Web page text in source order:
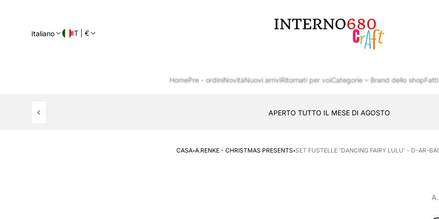
Italiano IT | €
del
negozio
HomePre - ordiniNovitàNuovi arriviRitornati per voiCategorie Brand dello shop
APERTO TUTTO IL MESE DI AGOSTO
CASA·A.RENKE - CHRISTMAS PRESENTS·SET FUSTELLE 'DANCING FAIRY LULU' - D-AR-